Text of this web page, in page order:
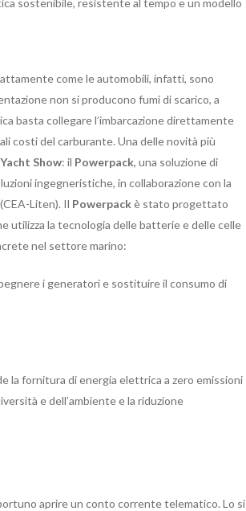
sostenibile, resistente al tempo e un modello
come le automobili, infatti, sono
non si producono fumi di scarico, a
basta collegare l’imbarcazione direttamente
costi del carburante. Una delle novità più
Show: il Powerpack, una soluzione di
ingegneristiche, in collaborazione con la
Liten). Il Powerpackè stato progettato
utilizza la tecnologia delle batterie e delle celle
nel settore marino:
i generatori e sostituire il consumo di
la fornitura di energia elettrica a zero emissioni
e dell’ambiente e la riduzione
aprire un conto corrente telematico. Lo si